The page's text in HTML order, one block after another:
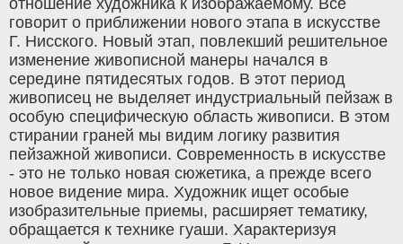
отношение художника к изображаемому. Все
говорит о приближении нового этапа в искусстве
Г. Нисского. Новый этап, повлекший решительное
изменение живописной манеры начался в
середине пятидесятых годов. В этот период
живописец не выделяет индустриальный пейзаж в
особую специфическую область живописи. В этом
стирании граней мы видим логику развития
пейзажной живописи. Современность в искусстве
- это не только новая сюжетика, а прежде всего
новое видение мира. Художник ищет особые
изобразительные приемы, расширяет тематику,
обращается к технике гуаши. Характеризуя